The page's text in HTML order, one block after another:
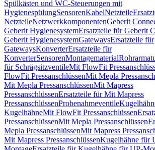
Spülkästen und WC-Steuerungen mit
HygienespülungSensorenKabelNetzteile
NetzteileNetzwerkkomponentenGeberit
Geberit HygienesystemErsatzteile für Geberit
Geberit HygienesystemGatewaysErsatzteile für
GatewaysKonverterErsatzteile für
KonverterSensorenMontagematerial
für SchrägsitzventileMit FlowFit
FlowFit PressanschlüssenMit Mepla
Mit Mepla PressanschlüssenMit Mapress
PressanschlüssenErsatzteile für Mit Mapress
PressanschlüssenProbenahmeventile
KugelhähneMit FlowFit Pressanschlüssen
PressanschlüssenMit Mepla Pressanschlüssen
Mepla PressanschlüssenMit Mapress
Mit Mapress PressanschlüssenKugelhähne für